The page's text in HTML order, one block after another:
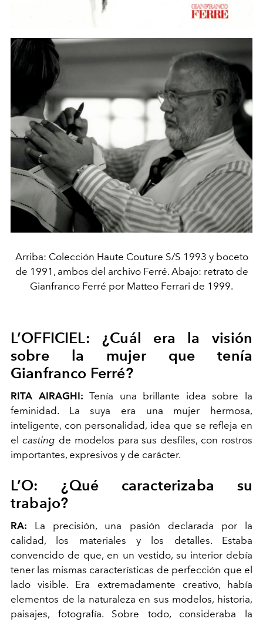
Arriba: Colección Haute Couture S/S 1993 y boceto
de 1991, ambos del archivo Ferré. Abajo: retrato de
Gianfranco Ferré por Matteo Ferrari de 1999.
L’OFFICIEL: ¿Cuál era la visión
sobre la mujer que tenía
Gianfranco Ferré?
RITA AIRAGHI: Tenía una brillante idea sobre la
feminidad. La suya era una mujer hermosa,
inteligente, con personalidad, idea que se refleja en
el casting de modelos para sus desfiles, con rostros
importantes, expresivos y de carácter.
L’O: ¿Qué caracterizaba su
trabajo?
RA: La precisión, una pasión declarada por la
calidad, los materiales y los detalles. Estaba
convencido de que, en un vestido, su interior debía
tener las mismas características de perfección que el
lado visible. Era extremadamente creativo, había
elementos de la naturaleza en sus modelos, historia,
paisajes, fotografía. Sobre todo, consideraba la